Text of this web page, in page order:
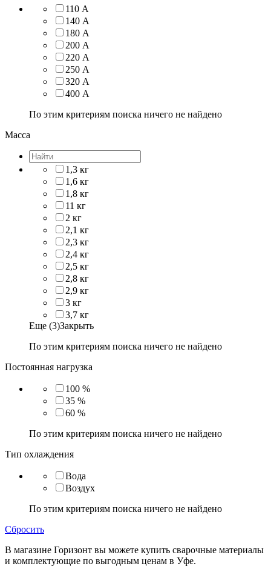
110 А
140 А
180 А
200 А
220 А
250 А
320 А
400 А
По этим критериям поиска ничего не найдено
Масса
1,3 кг
1,6 кг
1,8 кг
11 кг
2 кг
2,1 кг
2,3 кг
2,4 кг
2,5 кг
2,8 кг
2,9 кг
3 кг
3,7 кг
Еще (3)Закрыть
По этим критериям поиска ничего не найдено
Постоянная нагрузка
100 %
35 %
60 %
По этим критериям поиска ничего не найдено
Тип охлаждения
Вода
Воздух
По этим критериям поиска ничего не найдено
Сбросить
В магазине Горизонт вы можете купить сварочные материалы
и комплектующие по выгодным ценам в Уфе.